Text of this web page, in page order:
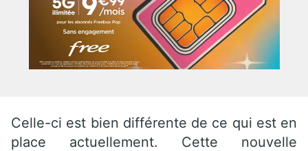
Celle-ci est bien différente de ce qui est en
place actuellement. Cette nouvelle